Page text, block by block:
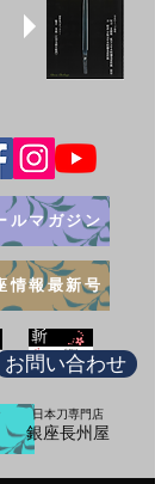
ルマガジン
情報最新号
お問い合わせ
日本刀専門店
​銀座長州屋